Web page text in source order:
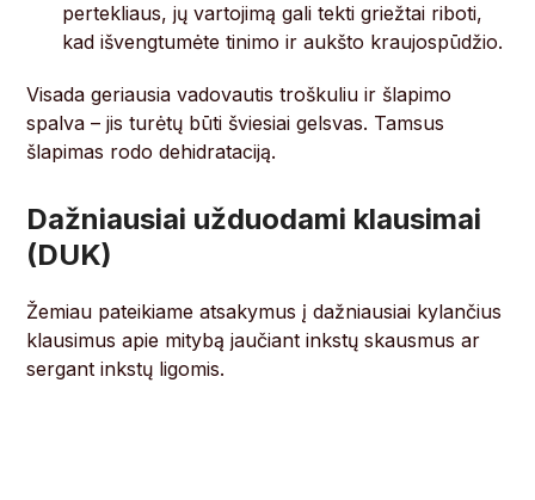
pertekliaus, jų vartojimą gali tekti griežtai riboti,
kad išvengtumėte tinimo ir aukšto kraujospūdžio.
Visada geriausia vadovautis troškuliu ir šlapimo
spalva – jis turėtų būti šviesiai gelsvas. Tamsus
šlapimas rodo dehidrataciją.
Dažniausiai užduodami klausimai
(DUK)
Žemiau pateikiame atsakymus į dažniausiai kylančius
klausimus apie mitybą jaučiant inkstų skausmus ar
sergant inkstų ligomis.